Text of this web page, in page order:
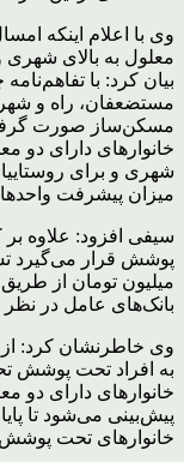
بیان کرد: با تفاهم‌نامه
مستضعفان، راه و
مسکن‌ساز صورت
میزان پیشرفت
سیفی افزود: علاوه
میلیون تومان از
بانک‌های عامل در
خانوارهای دارای دو
خانوارهای تحت پوشش